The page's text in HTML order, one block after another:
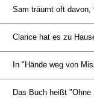
Sam träumt oft davon,
Clarice hat es zu
In "Hände weg von
Das Buch heißt